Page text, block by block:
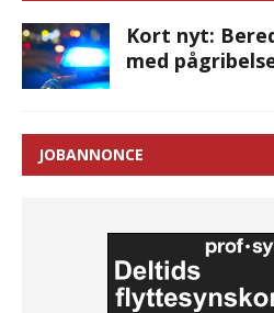
Kort nyt:
med
JOBANNONCE